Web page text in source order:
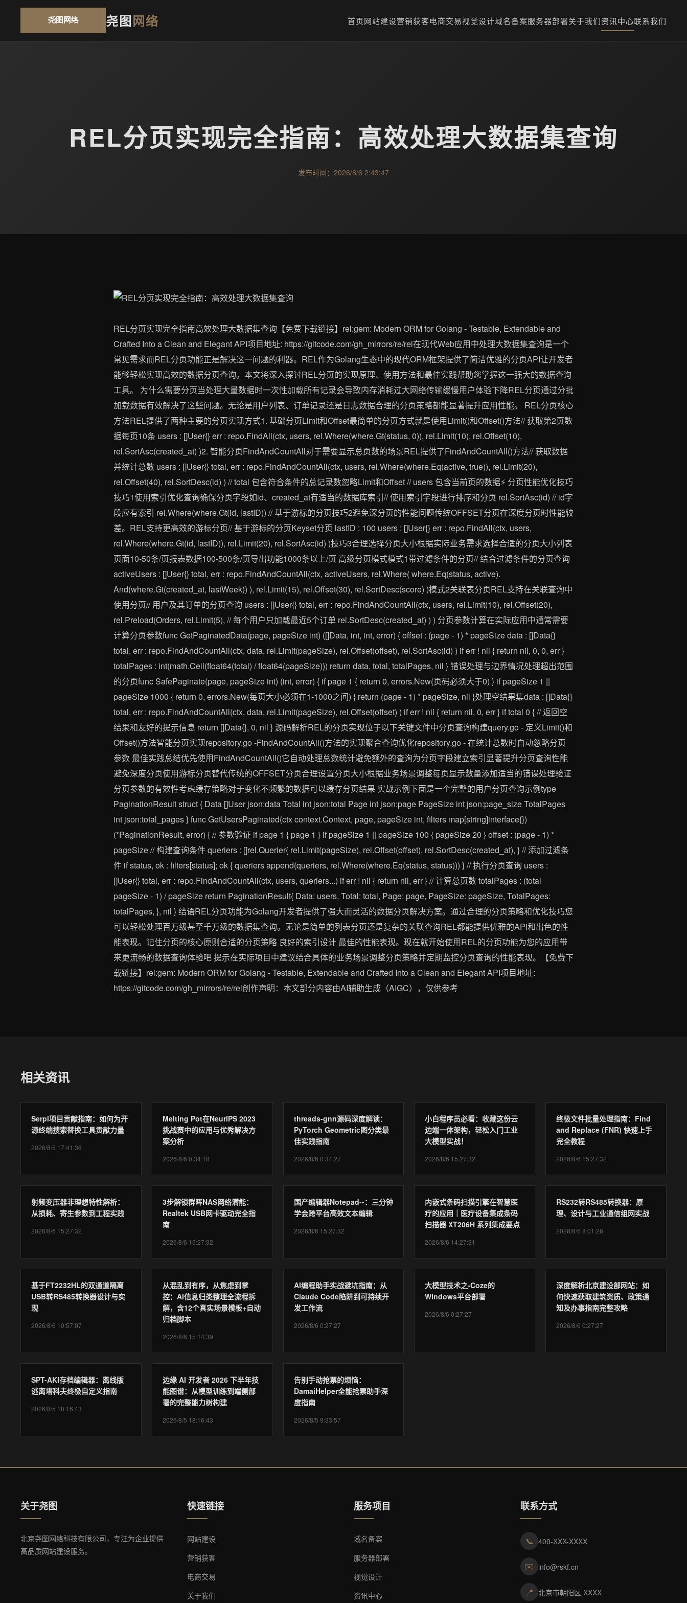
尧图网络 首页网站建设营销获客电商交易视觉设计域名备案服务器部署关于我们资讯中心联系我们
REL分页实现完全指南：高效处理大数据集查询
发布时间：2026/8/6 2:43:47
REL分页实现完全指南高效处理大数据集查询【免费下载链接】rel:gem: Modern ORM for Golang - Testable, Extendable and
Crafted Into a Clean and Elegant API项目地址: https://gitcode.com/gh_mirrors/re/rel在现代Web应用中处理大数据集查询是一个
常见需求而REL分页功能正是解决这一问题的利器。REL作为Golang生态中的现代ORM框架提供了简洁优雅的分页API让开发者
能够轻松实现高效的数据分页查询。本文将深入探讨REL分页的实现原理、使用方法和最佳实践帮助您掌握这一强大的数据查询
工具。 为什么需要分页当处理大量数据时一次性加载所有记录会导致内存消耗过大网络传输缓慢用户体验下降REL分页通过分批
加载数据有效解决了这些问题。无论是用户列表、订单记录还是日志数据合理的分页策略都能显著提升应用性能。 REL分页核心
方法REL提供了两种主要的分页实现方式1. 基础分页Limit和Offset最简单的分页方式就是使用Limit()和Offset()方法// 获取第2页数
据每页10条 users : []User{} err : repo.FindAll(ctx, users, rel.Where(where.Gt(status, 0)), rel.Limit(10), rel.Offset(10),
rel.SortAsc(created_at) )2. 智能分页FindAndCountAll对于需要显示总页数的场景REL提供了FindAndCountAll()方法// 获取数据
并统计总数 users : []User{} total, err : repo.FindAndCountAll(ctx, users, rel.Where(where.Eq(active, true)), rel.Limit(20),
rel.Offset(40), rel.SortDesc(id) ) // total 包含符合条件的总记录数忽略Limit和Offset // users 包含当前页的数据⚡ 分页性能优化技巧
技巧1使用索引优化查询确保分页字段如id、created_at有适当的数据库索引// 使用索引字段进行排序和分页 rel.SortAsc(id) // id字
段应有索引 rel.Where(where.Gt(id, lastID)) // 基于游标的分页技巧2避免深分页的性能问题传统OFFSET分页在深度分页时性能较
差。REL支持更高效的游标分页// 基于游标的分页Keyset分页 lastID : 100 users : []User{} err : repo.FindAll(ctx, users,
rel.Where(where.Gt(id, lastID)), rel.Limit(20), rel.SortAsc(id) )技巧3合理选择分页大小根据实际业务需求选择合适的分页大小列表
页面10-50条/页报表数据100-500条/页导出功能1000条以上/页 高级分页模式模式1带过滤条件的分页// 结合过滤条件的分页查询
activeUsers : []User{} total, err : repo.FindAndCountAll(ctx, activeUsers, rel.Where( where.Eq(status, active).
And(where.Gt(created_at, lastWeek)) ), rel.Limit(15), rel.Offset(30), rel.SortDesc(score) )模式2关联表分页REL支持在关联查询中
使用分页// 用户及其订单的分页查询 users : []User{} total, err : repo.FindAndCountAll(ctx, users, rel.Limit(10), rel.Offset(20),
rel.Preload(Orders, rel.Limit(5), // 每个用户只加载最近5个订单 rel.SortDesc(created_at) ) ) 分页参数计算在实际应用中通常需要
计算分页参数func GetPaginatedData(page, pageSize int) ([]Data, int, int, error) { offset : (page - 1) * pageSize data : []Data{}
total, err : repo.FindAndCountAll(ctx, data, rel.Limit(pageSize), rel.Offset(offset), rel.SortAsc(id) ) if err ! nil { return nil, 0, 0, err }
totalPages : int(math.Ceil(float64(total) / float64(pageSize))) return data, total, totalPages, nil }️ 错误处理与边界情况处理超出范围
的分页func SafePaginate(page, pageSize int) (int, error) { if page 1 { return 0, errors.New(页码必须大于0) } if pageSize 1 ||
pageSize 1000 { return 0, errors.New(每页大小必须在1-1000之间) } return (page - 1) * pageSize, nil }处理空结果集data : []Data{}
total, err : repo.FindAndCountAll(ctx, data, rel.Limit(pageSize), rel.Offset(offset) ) if err ! nil { return nil, 0, err } if total 0 { // 返回空
结果和友好的提示信息 return []Data{}, 0, nil } 源码解析REL的分页实现位于以下关键文件中分页查询构建query.go - 定义Limit()和
Offset()方法智能分页实现repository.go -FindAndCountAll()方法的实现聚合查询优化repository.go - 在统计总数时自动忽略分页
参数 最佳实践总结优先使用FindAndCountAll()它自动处理总数统计避免额外的查询为分页字段建立索引显著提升分页查询性能
避免深度分页使用游标分页替代传统的OFFSET分页合理设置分页大小根据业务场景调整每页显示数量添加适当的错误处理验证
分页参数的有效性考虑缓存策略对于变化不频繁的数据可以缓存分页结果 实战示例下面是一个完整的用户分页查询示例type
PaginationResult struct { Data []User json:data Total int json:total Page int json:page PageSize int json:page_size TotalPages
int json:total_pages } func GetUsersPaginated(ctx context.Context, page, pageSize int, filters map[string]interface{})
(*PaginationResult, error) { // 参数验证 if page 1 { page 1 } if pageSize 1 || pageSize 100 { pageSize 20 } offset : (page - 1) *
pageSize // 构建查询条件 queriers : []rel.Querier{ rel.Limit(pageSize), rel.Offset(offset), rel.SortDesc(created_at), } // 添加过滤条
件 if status, ok : filters[status]; ok { queriers append(queriers, rel.Where(where.Eq(status, status))) } // 执行分页查询 users :
[]User{} total, err : repo.FindAndCountAll(ctx, users, queriers...) if err ! nil { return nil, err } // 计算总页数 totalPages : (total
pageSize - 1) / pageSize return PaginationResult{ Data: users, Total: total, Page: page, PageSize: pageSize, TotalPages:
totalPages, }, nil } 结语REL分页功能为Golang开发者提供了强大而灵活的数据分页解决方案。通过合理的分页策略和优化技巧您
可以轻松处理百万级甚至千万级的数据集查询。无论是简单的列表分页还是复杂的关联查询REL都能提供优雅的API和出色的性
能表现。记住分页的核心原则合适的分页策略 良好的索引设计 最佳的性能表现。现在就开始使用REL的分页功能为您的应用带
来更流畅的数据查询体验吧 提示在实际项目中建议结合具体的业务场景调整分页策略并定期监控分页查询的性能表现。【免费下
载链接】rel:gem: Modern ORM for Golang - Testable, Extendable and Crafted Into a Clean and Elegant API项目地址:
https://gitcode.com/gh_mirrors/re/rel创作声明：本文部分内容由AI辅助生成（AIGC），仅供参考
相关资讯
Serpl项目贡献指南：如何为开
源终端搜索替换工具贡献力量
2026/8/5 17:41:36
Melting Pot在NeurIPS 2023
挑战赛中的应用与优秀解决方
案分析
2026/8/6 0:34:18
threads-gnn源码深度解读：
PyTorch Geometric图分类最
佳实践指南
2026/8/6 0:34:27
小白程序员必看：收藏这份云
边端一体架构，轻松入门工业
大模型实战！
2026/8/6 15:27:32
终极文件批量处理指南：Find
and Replace (FNR) 快速上手
完全教程
2026/8/6 15:27:32
射频变压器非理想特性解析：
从损耗、寄生参数到工程实践
2026/8/6 15:27:32
3步解锁群晖NAS网络潜能：
Realtek USB网卡驱动完全指
南
2026/8/6 15:27:32
国产编辑器Notepad--：三分钟
学会跨平台高效文本编辑
2026/8/6 15:27:32
内嵌式条码扫描引擎在智慧医
疗的应用｜医疗设备集成条码
扫描器 XT206H 系列集成要点
2026/8/6 14:27:31
RS232转RS485转换器：原
理、设计与工业通信组网实战
2026/8/5 8:01:26
基于FT2232HL的双通道隔离
USB转RS485转换器设计与实
现
2026/8/6 10:57:07
从混乱到有序，从焦虑到掌
控：AI信息归类整理全流程拆
解，含12个真实场景模板+自动
归档脚本
2026/8/6 15:14:39
AI编程助手实战避坑指南：从
Claude Code陷阱到可持续开
发工作流
2026/8/6 0:27:27
大模型技术之-Coze的
Windows平台部署
2026/8/6 0:27:27
深度解析北京建设部网站：如
何快速获取建筑资质、政策通
知及办事指南完整攻略
2026/8/6 0:27:27
SPT-AKI存档编辑器：离线版
逃离塔科夫终极自定义指南
2026/8/5 18:16:43
边缘 AI 开发者 2026 下半年技
能图谱：从模型训练到端侧部
署的完整能力树构建
2026/8/5 18:16:43
告别手动抢票的烦恼：
DamaiHelper全能抢票助手深
度指南
2026/8/5 9:33:57
关于尧图
北京尧图网络科技有限公司，专注为企业提供
高品质网站建设服务。
快速链接
网站建设
营销获客
电商交易
关于我们
服务项目
域名备案
服务器部署
视觉设计
资讯中心
联系方式
📞 400-XXX-XXXX
✉️ info@rskf.cn
📍 北京市朝阳区 XXXX